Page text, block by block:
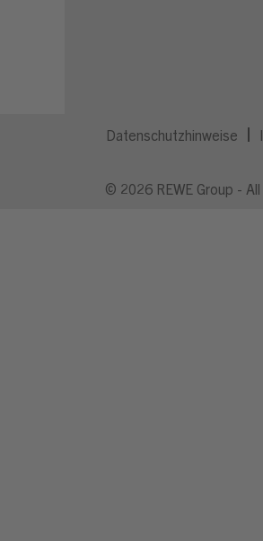
Datenschutzhinweise
© 2026 REWE Group -